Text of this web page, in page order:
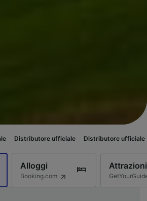
ufficiale Distributore ufficiale
Alloggi
Booking.com
Attrazioni